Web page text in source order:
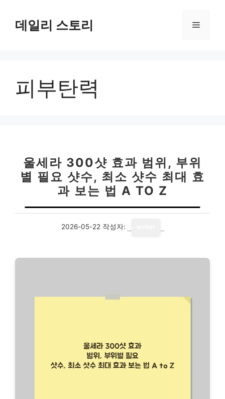
데일리 스토리 메
피부탄력
울세라 300샷 효과 범위, 부위
별 필요 샷수, 최소 샷수 최대 효
과 보는 법 A TO Z
2026-05-22 작성자: